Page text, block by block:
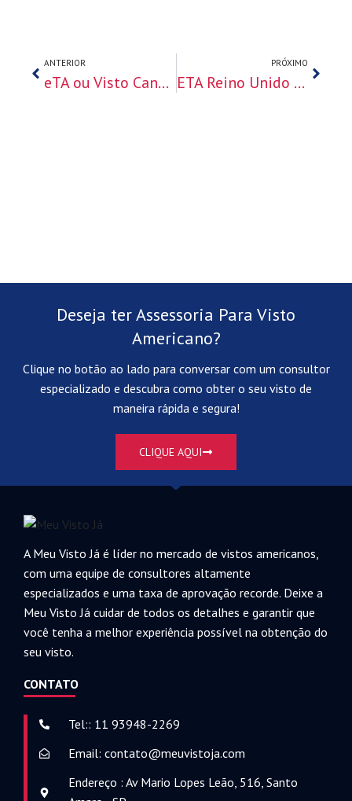
ANTERIOR
eTA ou Visto Canadense de Visitante: Qual Solicitar para 2026?
PRÓXIMO
ETA Reino Unido 2026: A Nova Autorização Obrigatória para Brasileiros
Deseja ter Assessoria Para Visto
Americano?
Clique no botão ao lado para conversar com um consultor
especializado e descubra como obter o seu visto de
maneira rápida e segura!
CLIQUE AQUI
A Meu Visto Já é líder no mercado de vistos americanos,
com uma equipe de consultores altamente
especializados e uma taxa de aprovação recorde. Deixe a
Meu Visto Já cuidar de todos os detalhes e garantir que
você tenha a melhor experiência possível na obtenção do
seu visto.
CONTATO
Tel:: 11 93948-2269
Email: contato@meuvistoja.com
Endereço : Av Mario Lopes Leão, 516, Santo